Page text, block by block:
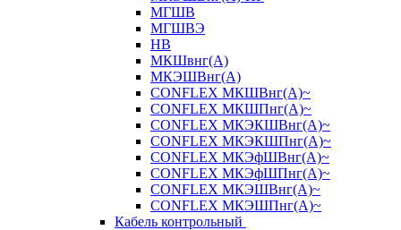
МГШВ
МГШВЭ
НВ
МКШвнг(А)
МКЭШВнг(А)
CONFLEX МКШВнг(А)~
CONFLEX МКШПнг(А)~
CONFLEX МКЭКШВнг(А)~
CONFLEX МКЭКШПнг(А)~
CONFLEX МКЭфШВнг(А)~
CONFLEX МКЭфШПнг(А)~
CONFLEX МКЭШВнг(А)~
CONFLEX МКЭШПнг(А)~
Кабель контрольный